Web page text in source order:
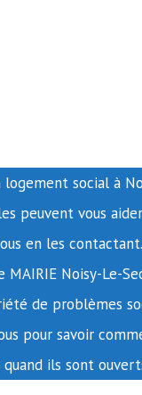
logement social à
peuvent vous
en les
MAIRIE Noisy-Le-
de problèmes
pour savoir
ils sont